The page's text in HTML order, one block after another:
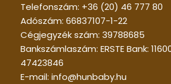
Telefonszám: +36 (20) 46 777 80
Adószám: 66837107-1-22
Cégjegyzék szám: 39788685
Bankszámlaszám: ERSTE Bank:
47423846
E-mail: info@hunbaby.hu